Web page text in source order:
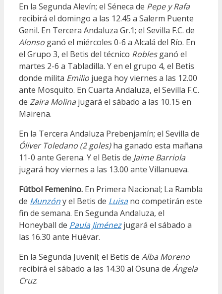
En la Segunda Alevín; el Séneca de Pepe y Rafa
recibirá el domingo a las 12.45 a Salerm Puente
Genil. En Tercera Andaluza Gr.1; el Sevilla F.C. de
Alonso ganó el miércoles 0-6 a Alcalá del Río. En
el Grupo 3, el Betis del técnico Roblesganó el
martes 2-6 a Tabladilla. Y en el grupo 4, el Betis
donde milita Emilio juega hoy viernes a las 12.00
ante Mosquito. En Cuarta Andaluza, el Sevilla F.C.
de Zaira Molina jugará el sábado a las 10.15 en
Mairena.
En la Tercera Andaluza Prebenjamín; el Sevilla de
Óliver Toledano (2 goles)ha ganado esta mañana
11-0 ante Gerena. Y el Betis de Jaime Barriola
jugará hoy viernes a las 13.00 ante Villanueva.
Fútbol Femenino. En Primera Nacional; La Rambla
de Munzóny el Betis de Luisano competirán este
fin de semana. En Segunda Andaluza, el
Honeyball de Paula Jiménez jugará el sábado a
las 16.30 ante Huévar.
En la Segunda Juvenil; el Betis de Alba Moreno
recibirá el sábado a las 14.30 al Osuna de Ángela
Cruz.